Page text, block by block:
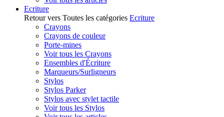
Ecriture
Retour vers Toutes les catégories Ecriture
Crayons
Crayons de couleur
Porte-mines
Voir tous les Crayons
Ensembles d'Écriture
Marqueurs/Surligneurs
Stylos
Stylos Parker
Stylos avec stylet tactile
Voir tous les Stylos